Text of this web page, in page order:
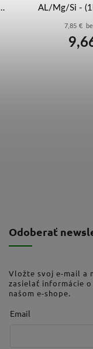
AL/Mg/Si -
7,85 €
Odoberať
Vložte svoj e-mail a
zasielať informácie
našom e-shope.
Email